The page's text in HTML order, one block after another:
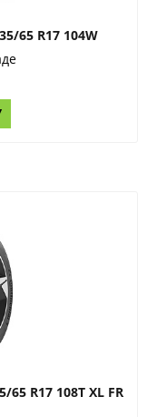
65 R17 104W
R17 108T XL FR